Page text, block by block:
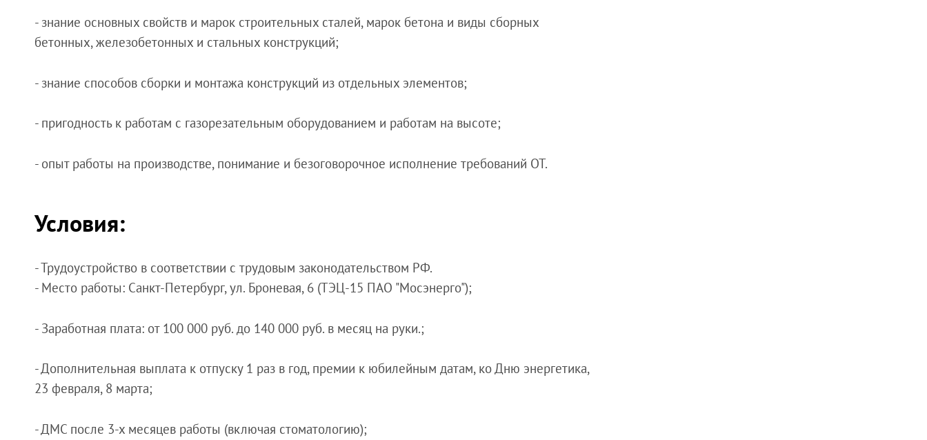
- знание основных свойств и марок строительных сталей, марок бетона и виды сборных
бетонных, железобетонных и стальных конструкций;
- знание способов сборки и монтажа конструкций из отдельных элементов;
- пригодность к работам с газорезательным оборудованием и работам на высоте;
- опыт работы на производстве, понимание и безоговорочное исполнение требований ОТ.
Условия:
- Трудоустройство в соответствии с трудовым законодательством РФ.
- Место работы: Санкт-Петербург, ул. Броневая, 6 (ТЭЦ-15 ПАО "Мосэнерго");
- Заработная плата: от 100 000 руб. до 140 000 руб. в месяц на руки.;
- Дополнительная выплата к отпуску 1 раз в год, премии к юбилейным датам, ко Дню энергетика,
23 февраля, 8 марта;
- ДМС после 3-х месяцев работы (включая стоматологию);